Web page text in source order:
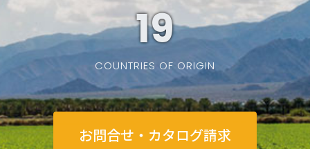
19
COUNTRIES OF ORIGIN
お問合せ・カタログ請求